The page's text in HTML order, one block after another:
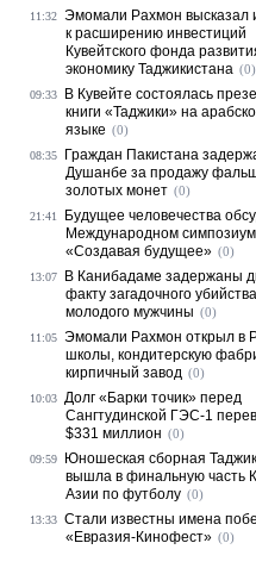
11:32 Эмомали Рахмон высказал
к расширению инвестиций
Кувейтского фонда
экономику Таджикистана (0)
09:33
В Кувейте состоялась
книги «Таджики» на
языке (0)
08:35
Граждан Пакистана
Душанбе за продажу
золотых монет (0)
21:41
Будущее человечества
Международном
«Создавая будущее» (0)
13:07
В Канибадаме задержаны
факту загадочного убийства
молодого мужчины (0)
11:05 Эмомали Рахмон открыл в
школы, кондитерскую
кирпичный завод (0)
10:03 Долг «Барки точик» перед
Сангтудинской ГЭС-1
$331 миллион (0)
09:59
Юношеская сборная
вышла в финальную часть
Азии по футболу (0)
13:33 Стали известны имена
«Евразия-Кинофест» (0)